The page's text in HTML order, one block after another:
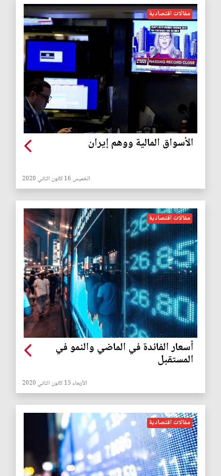
مقالات اقتصادية
الأسواق المالية ووهم إيران
الخميس 16 كانون الثاني 2020
مقالات اقتصادية
أسعار الفائدة في الماضي والنمو في
المستقبل
الأربعاء 15 كانون الثاني 2020
مقالات اقتصادية